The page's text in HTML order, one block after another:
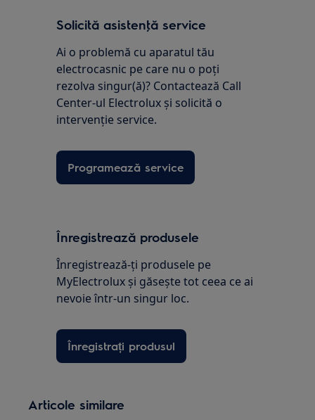
Solicită asistenţă service
Ai o problemă cu aparatul tău
electrocasnic pe care nu o poţi
rezolva singur(ă)? Contactează Call
Center-ul Electrolux și solicită o
intervenţie service.
Programează service
Înregistrează produsele
Înregistrează-ți produsele pe
MyElectrolux și găsește tot ceea ce ai
nevoie într-un singur loc.
Înregistrați produsul
Articole similare